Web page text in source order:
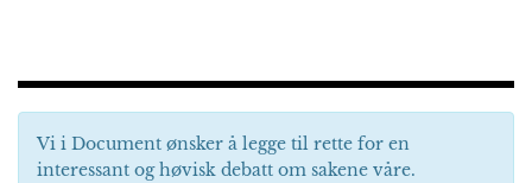
Vi i Document ønsker å legge til rette for en
interessant og høvisk debatt om sakene våre.